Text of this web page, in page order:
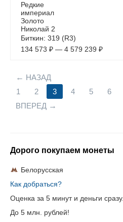
Редкие
империал
Золото
Николай 2
Биткин: 319 (R3)
134 573 ₽ — 4 579 239 ₽
НАЗАД
1
2 3 4 5 6
ВПЕРЕД
Дорого покупаем монеты
Белорусская
Как добраться?
Оценка за 5 минут и деньги сразу.
До 5 млн. рублей!